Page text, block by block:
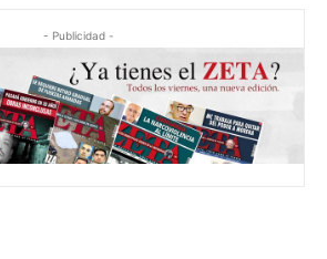
- Publicidad -